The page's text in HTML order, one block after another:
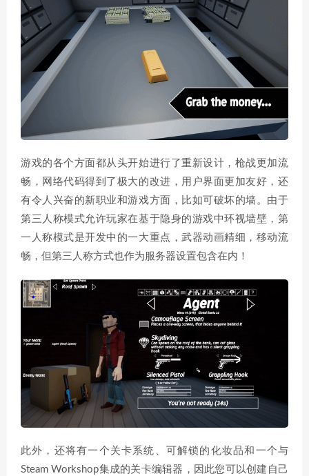
游戏的各个方面都从头开始进行了重新设计，枪战更加流
畅，网络代码得到了极大的改进，用户界面更加友好，还
有令人兴奋的新职业和游戏方面，比如可破坏的墙。由于
第三人称模式允许玩家在基于隐身的游戏中环视墙壁，第
一人称模式是开发中的一大重点，武器动画精细，移动流
畅，但第三人称方式也作为服务器设置包含在内！
此外，还将有一个关卡系统、可解锁的化妆品和一个与
Steam Workshop集成的关卡编辑器，因此您可以创建自己